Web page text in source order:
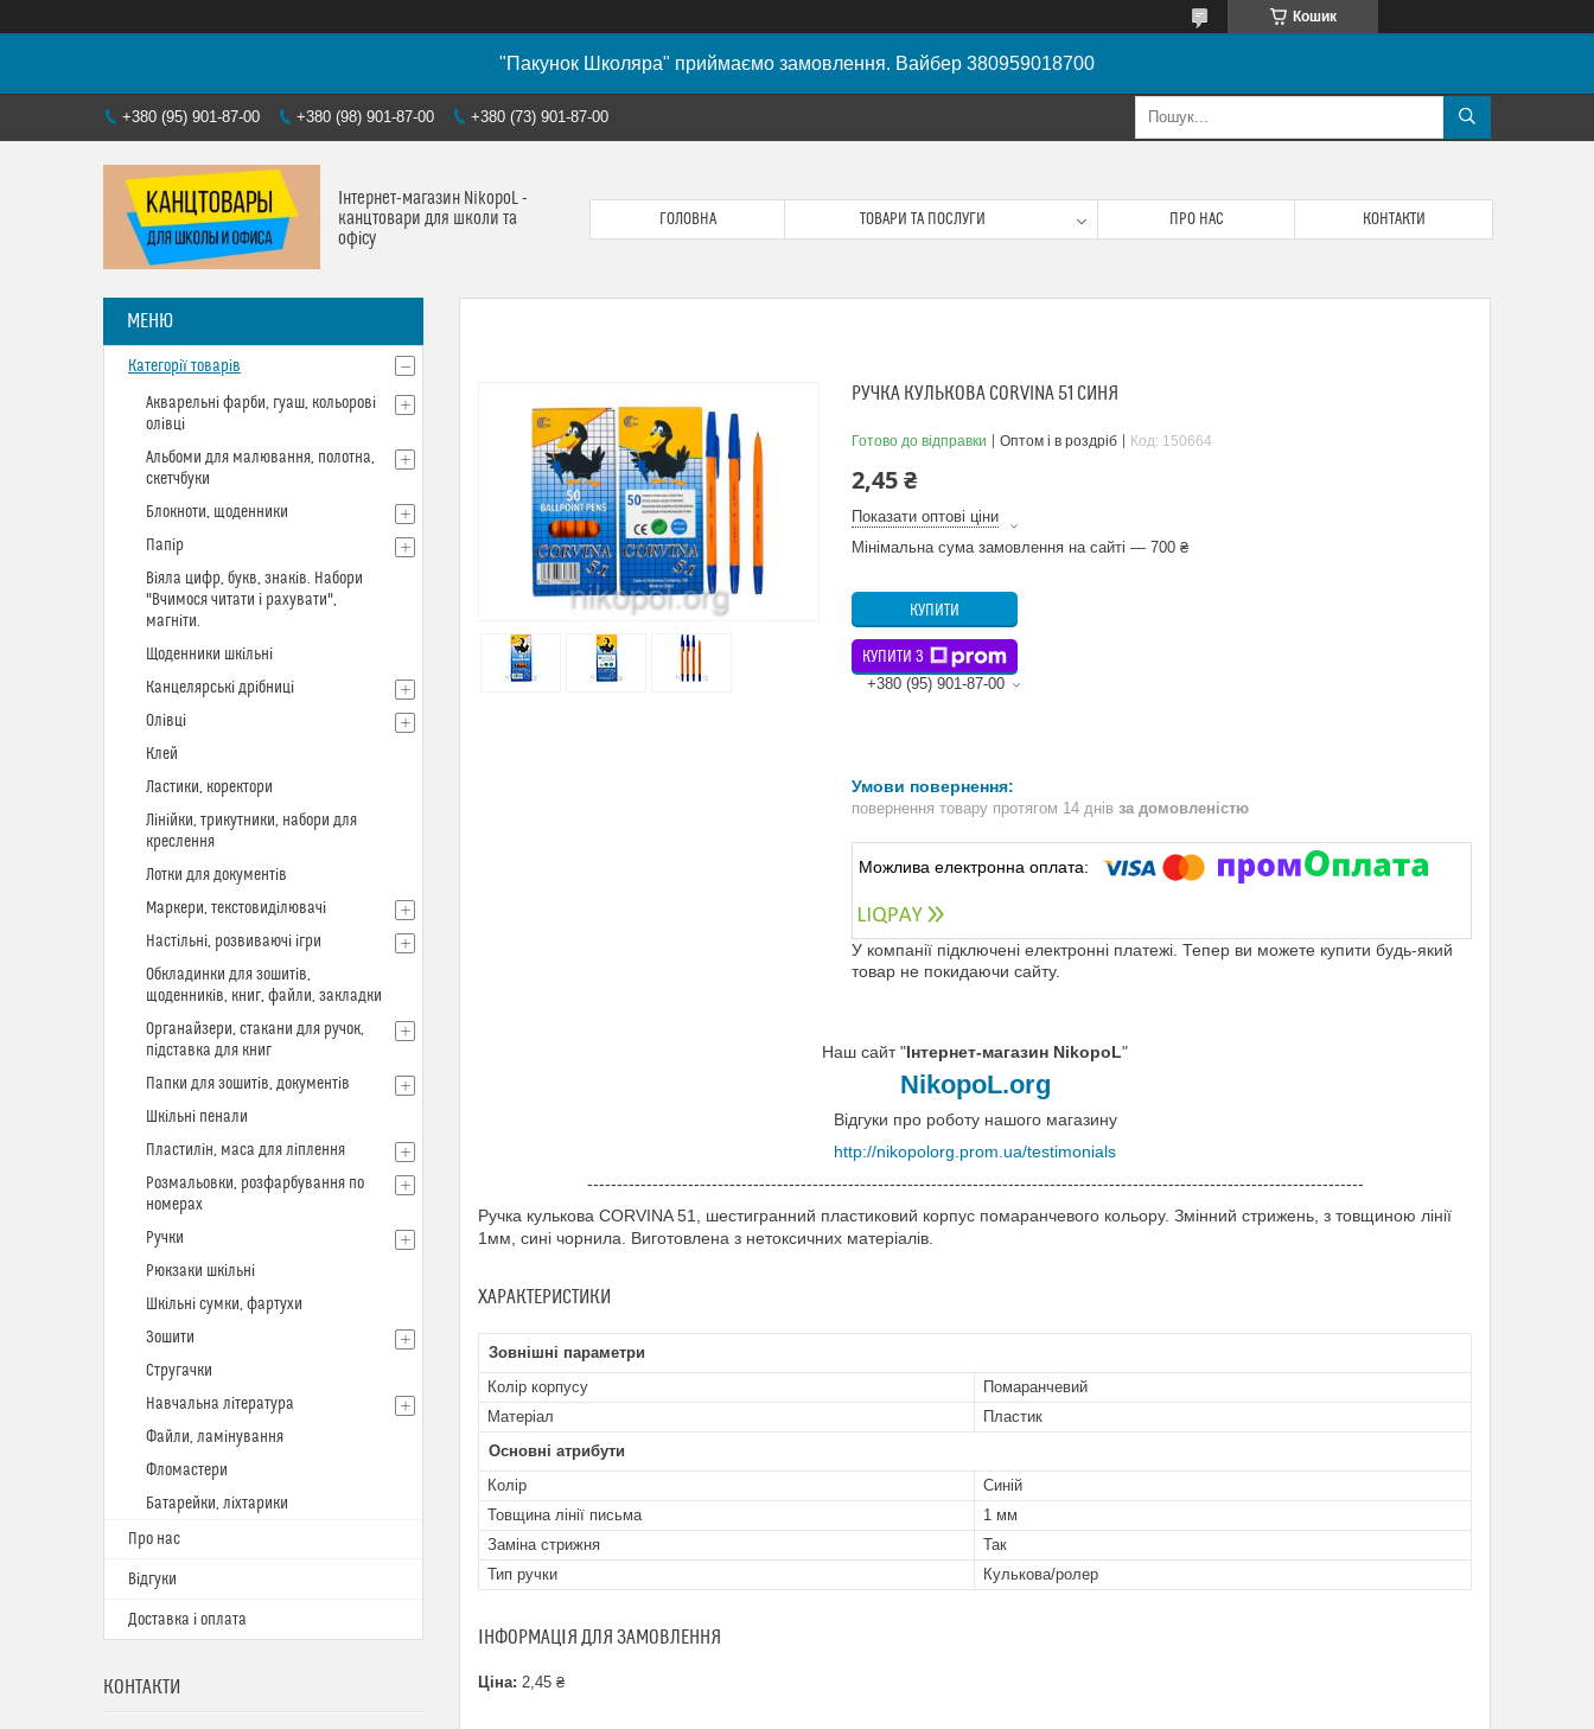
Кошик
"Пакунок Школяра" приймаємо замовлення. Вайбер 380959018700
+380 (95) 901-87-00 +380 (98) 901-87-00 +380 (73) 901-87-00
Інтернет-магазин NikopoL -
канцтовари для школи та
офісу
ГОЛОВНА ТОВАРИ ТА ПОСЛУГИ ПРО НАС КОНТАКТИ
РУЧКА КУЛЬКОВА CORVINA 51 СИНЯ
Готово до відправки Оптом і в роздріб Код: 150664
2,45 ₴
Показати оптові ціни
Мінімальна сума замовлення на сайті — 700 ₴
КУПИТИ
КУПИТИ З
+380 (95) 901-87-00
повернення товару протягом 14 днів за домовленістю
У компанії підключені електронні платежі. Тепер ви можете купити будь-який
товар не покидаючи сайту.
Наш сайт "Інтернет-магазин NikopoL"
NikopoL.org
Відгуки про роботу нашого магазину
http://nikopolorg.prom.ua/testimonials
-----------------------------------------------------------------------------------------------------------------------------------
Ручка кулькова CORVINA 51, шестигранний пластиковий корпус помаранчевого кольору. Змінний стрижень, з товщиною лінії
1мм, сині чорнила. Виготовлена з нетоксичних матеріалів.
ХАРАКТЕРИСТИКИ
Зовнішні параметри
Колір корпусу
Помаранчевий
Матеріал
Пластик
Основні атрибути
Колір
Синій
Товщина лінії письма
1 мм
Заміна стрижня
Так
Тип ручки
Кулькова/ролер
ІНФОРМАЦІЯ ДЛЯ ЗАМОВЛЕННЯ
Ціна: 2,45 ₴
Категорії товарів
Акварельні фарби, гуаш, кольорові
олівці
Альбоми для малювання, полотна,
скетчбуки
Блокноти, щоденники
Папір
Віяла цифр, букв, знаків. Набори
"Вчимося читати і рахувати",
магніти.
Щоденники шкільні
Канцелярські дрібниці
Олівці
Клей
Ластики, коректори
Лінійки, трикутники, набори для
креслення
Лотки для документів
Маркери, текстовиділювачі
Настільні, розвиваючі ігри
Обкладинки для зошитів,
щоденників, книг, файли, закладки
Органайзери, стакани для ручок,
підставка для книг
Папки для зошитів, документів
Шкільні пенали
Пластилін, маса для ліплення
Розмальовки, розфарбування по
номерах
Ручки
Рюкзаки шкільні
Шкільні сумки, фартухи
Зошити
Стругачки
Навчальна література
Файли, ламінування
Фломастери
Батарейки, ліхтарики
Про нас
Відгуки
Доставка і оплата
КОНТАКТИ